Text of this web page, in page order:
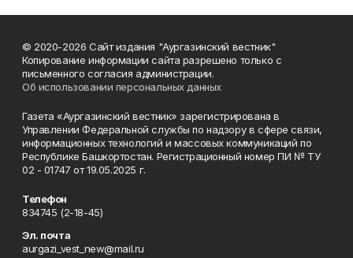
© 2020-2026 Сайт издания "Аургазинский вестник"
Копирование информации сайта разрешено только с
письменного согласия администрации.
Об использовании персональных данных
Газета «Аургазинский вестник» зарегистрирована в
Управлении Федеральной службы по надзору в сфере связи,
информационных технологий и массовых коммуникаций по
Республике Башкортостан. Регистрационный номер ПИ № ТУ
02 - 01747 от 19.05.2025 г.
Телефон
834745 (2-18-45)
Эл. почта
aurgazi_vest_new@mail.ru